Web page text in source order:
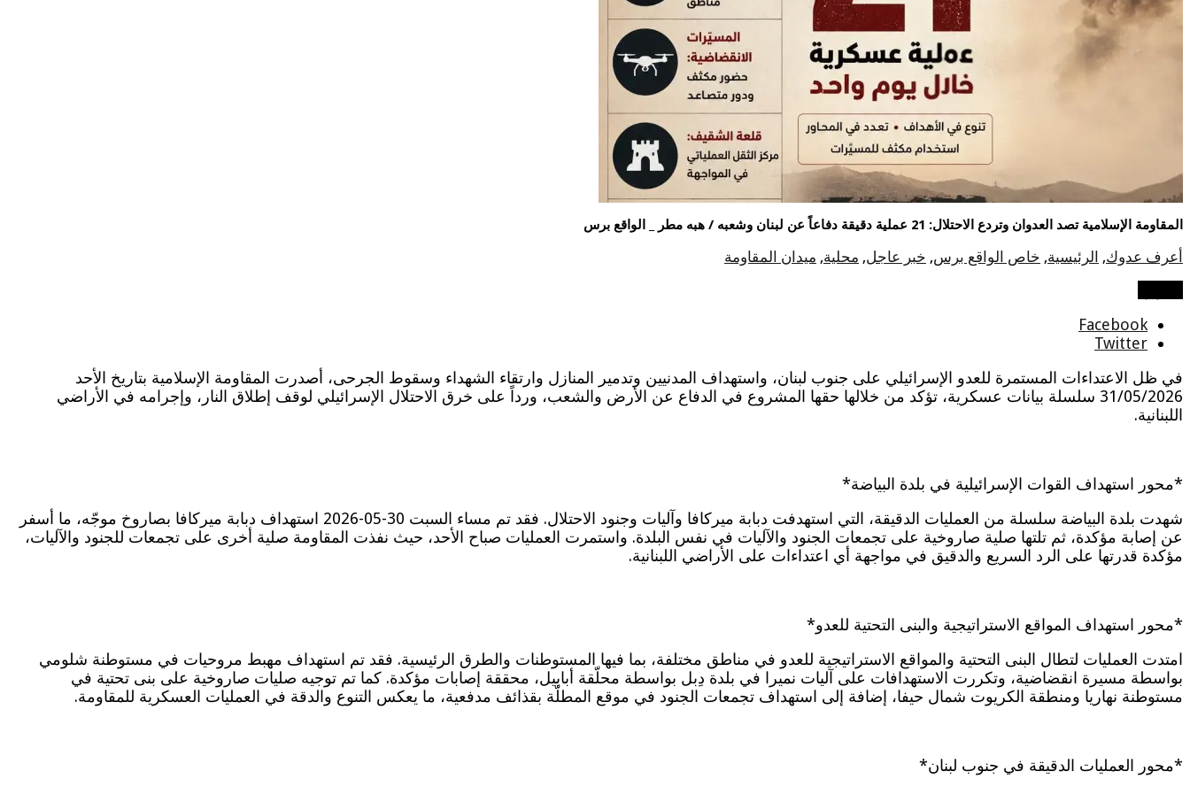
المقاومة الإسلامية تصد العدوان وتردع الاحتلال: 21 عملية دقيقة دفاعاً عن لبنان وشعبه / هبه مطر _ الواقع برس
أعرف عدوك, الرئيسية, خاص الواقع برس, خبر عاجل, محلية, ميدان المقاومة
Facebook
Twitter
في ظل الاعتداءات المستمرة للعدو الإسرائيلي على جنوب لبنان، واستهداف المدنيين وتدمير المنازل وارتقاء الشهداء وسقوط الجرحى، أصدرت المقاومة الإسلامية بتاريخ الأحد
31/05/2026 سلسلة بيانات عسكرية، تؤكد من خلالها حقها المشروع في الدفاع عن الأرض والشعب، ورداً على خرق الاحتلال الإسرائيلي لوقف إطلاق النار، وإجرامه في الأراضي
اللبنانية.
*محور استهداف القوات الإسرائيلية في بلدة البياضة*
شهدت بلدة البياضة سلسلة من العمليات الدقيقة، التي استهدفت دبابة ميركافا وآليات وجنود الاحتلال. فقد تم مساء السبت 30-05-2026 استهداف دبابة ميركافا بصاروخ موجّه، ما أسفر
عن إصابة مؤكدة، ثم تلتها صلية صاروخية على تجمعات الجنود والآليات في نفس البلدة. واستمرت العمليات صباح الأحد، حيث نفذت المقاومة صلية أخرى على تجمعات للجنود والآليات،
مؤكدة قدرتها على الرد السريع والدقيق في مواجهة أي اعتداءات على الأراضي اللبنانية.
*محور استهداف المواقع الاستراتيجية والبنى التحتية للعدو*
امتدت العمليات لتطال البنى التحتية والمواقع الاستراتيجية للعدو في مناطق مختلفة، بما فيها المستوطنات والطرق الرئيسية. فقد تم استهداف مهبط مروحيات في مستوطنة شلومي
بواسطة مسيرة انقضاضية، وتكررت الاستهدافات على آليات نميرا في بلدة دِبل بواسطة محلّقة أبابيل، محققة إصابات مؤكدة. كما تم توجيه صليات صاروخية على بنى تحتية في
مستوطنة نهاريا ومنطقة الكريوت شمال حيفا، إضافة إلى استهداف تجمعات الجنود في موقع المطلّة بقذائف مدفعية، ما يعكس التنوع والدقة في العمليات العسكرية للمقاومة.
*محور العمليات الدقيقة في جنوب لبنان*